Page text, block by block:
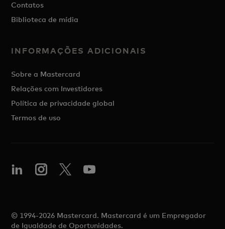
Contatos
Biblioteca de mídia
INFORMAÇÕES ADICIONAIS
Sobre a Mastercard
Relações com Investidores
Política de privacidade global
Termos de uso
© 1994-2026 Mastercard. Mastercard é um Empregador
de Igualdade de Oportunidades.